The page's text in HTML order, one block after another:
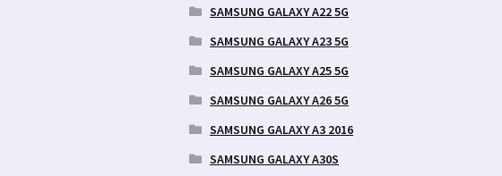
SAMSUNG GALAXY A22 5G
SAMSUNG GALAXY A23 5G
SAMSUNG GALAXY A25 5G
SAMSUNG GALAXY A26 5G
SAMSUNG GALAXY A3 2016
SAMSUNG GALAXY A30S